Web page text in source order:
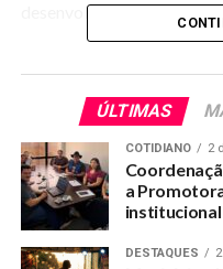
desenvolvimento de
professora
Teston.
formação
em
Teologia,
Históriae
pós-
graduação em
ÚLTIMAS
COTIDIANO 2
a
institucional
DESTAQUES